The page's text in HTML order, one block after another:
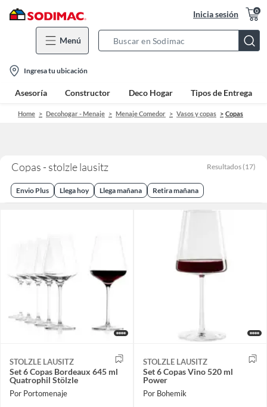
Inicia sesión 0
Menú
Bar
location-
icon
Ingresa tu ubicación
Asesoría Constructor Deco Hogar Tipos de Entrega
Home Decohogar - Menaje Menaje Comedor Vasos y copas Copas
Copas - stolzle lausitz Resultados (17)
Envio Plus Llega hoy Llega mañana Retira mañana
STOLZLE LAUSITZ
Set 6 Copas Bordeaux 645 ml
Quatrophil Stölzle
Por Portomenaje
STOLZLE LAUSITZ
Set 6 Copas Vino 520 ml
Power
Por Bohemik